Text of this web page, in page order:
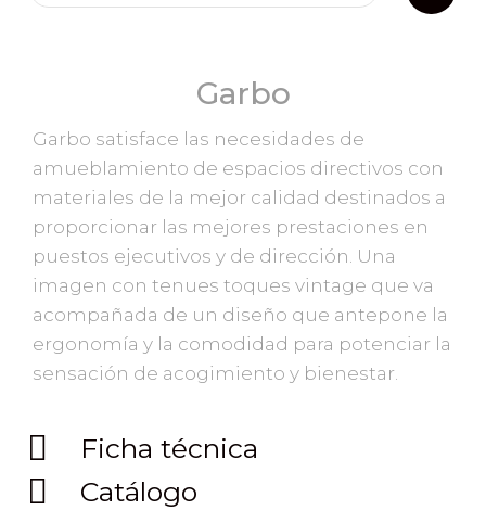
Garbo
Garbo satisface las necesidades de
amueblamiento de espacios directivos con
materiales de la mejor calidad destinados a
proporcionar las mejores prestaciones en
puestos ejecutivos y de dirección. Una
imagen con tenues toques vintage que va
acompañada de un diseño que antepone la
ergonomía y la comodidad para potenciar la
sensación de acogimiento y bienestar.
Ficha técnica
Catálogo